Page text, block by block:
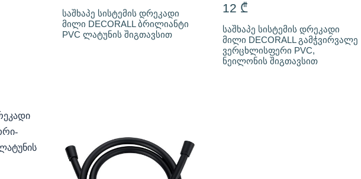
საშხაპე სისტემის დრეკადი
მილი DECORALL ბრილიანტი
PVC ლატუნის შიგთავსით
12 ₾
საშხაპე სისტემის დრეკადი
მილი DECORALL გამჭვირვალე
ვერცხლისფერი PVC,
ნეილონის შიგთავსით